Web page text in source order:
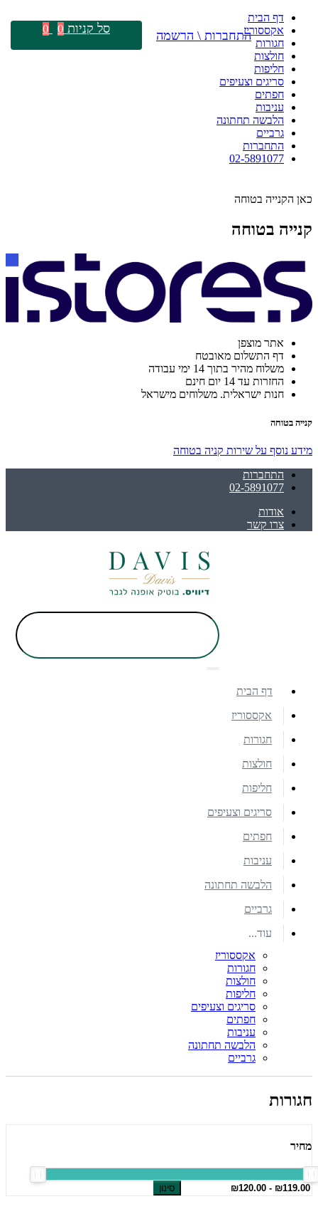
דף הבית
אקססוריז
חגורות
חולצות
חליפות
סריגים וצעיפים
חפתים
עניבות
הלבשה תחתונה
גרביים
התחברות
02-5891077
כאן הקנייה בטוחה
קנייה בטוחה
אתר מוצפן
דף התשלום מאובטח
משלוח מהיר בתוך 14 ימי עבודה
החזרות עד 14 יום חינם
חנות ישראלית. משלוחים מישראל
קנייה בטוחה
מידע נוסף על שירות קניה בטוחה
התחברות
02-5891077
אודות
צרו קשר
התחברות \ הרשמה סל קניות 0
0
דף הבית
אקססוריז
חגורות
חולצות
חליפות
סריגים וצעיפים
חפתים
עניבות
הלבשה תחתונה
גרביים
עוד...
אקססוריז
חגורות
חולצות
חליפות
סריגים וצעיפים
חפתים
עניבות
הלבשה תחתונה
גרביים
חגורות
מחיר
סינון